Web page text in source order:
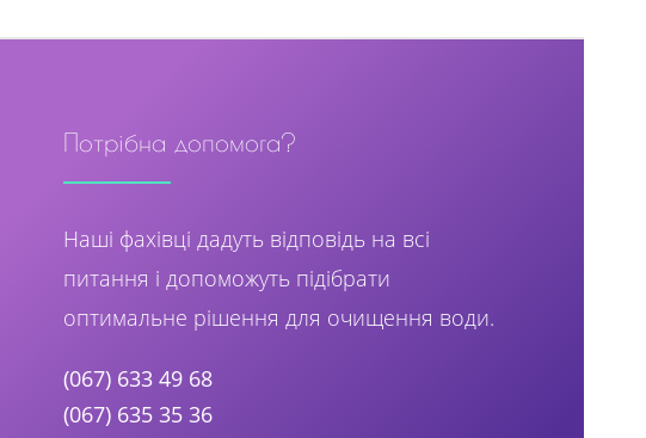
Потрібна допомога?
Наші фахівці дадуть відповідь на всі
питання і допоможуть підібрати
оптимальне рішення для очищення води.
(067) 633 49 68
(067) 635 35 36